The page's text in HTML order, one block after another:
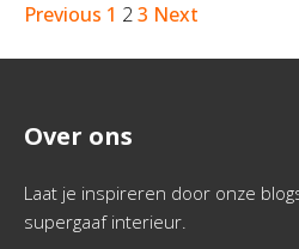
Previous 1 23 Next
Over ons
Laat je inspireren door onze
supergaaf interieur.